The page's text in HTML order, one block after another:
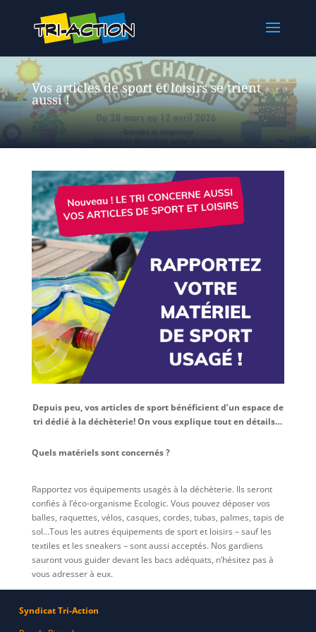
Vos articles de sport et loisirs se trient
aussi !
Depuis peu, vos articles de sport bénéficient d’un espace de
tri dédié à la déchèterie! On vous explique tout en détails…
Quels matériels sont concernés ?
Rapportez vos équipements usagés à la déchèterie. Ils seront
confiés à l’éco-organisme Ecologic. Vous pouvez déposer vos
balles, raquettes, vélos, casques, cordes, tubas, palmes, tapis de
sol…Tous les autres équipements de sport et loisirs – sauf les
textiles et les sneakers – sont aussi acceptés. Nos gardiens
sauront vous guider devant les bacs adéquats, n’hésitez pas à
vous adresser à eux.
Que deviennent ces articles de sport ?
Syndicat Tri-Action